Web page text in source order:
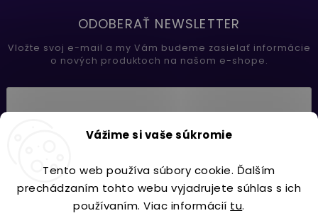
Vážime si vaše súkromie
Tento web používa súbory cookie. Ďalším
prechádzaním tohto webu vyjadrujete súhlas s ich
používaním. Viac informácií tu.
ODOBERAŤ NEWSLETTER
Vložte svoj e-mail a my Vám budeme zasielať informácie
o nových produktoch na našom e-shope.
Prihlásiť sa